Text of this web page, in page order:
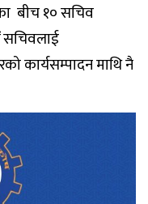
बीच १० सचिव
सचिवलाई
कार्यसम्पादन माथि नै